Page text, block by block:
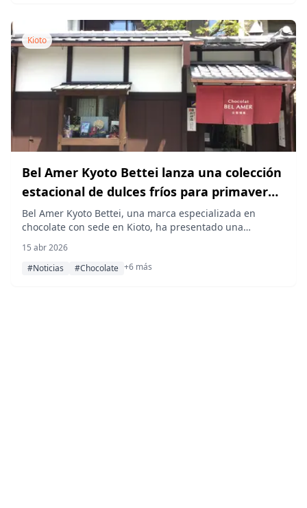
Kioto
Bel Amer Kyoto Bettei lanza una colección
estacional de dulces fríos para primavera
y verano
Bel Amer Kyoto Bettei, una marca especializada en
chocolate con sede en Kioto, ha presentado una
refrescante línea estacional de dulces y chocolates de
inspiración japonesa que celebran los sabores de la
primavera y el verano.
15 abr 2026
#Noticias
#Chocolate +6 más